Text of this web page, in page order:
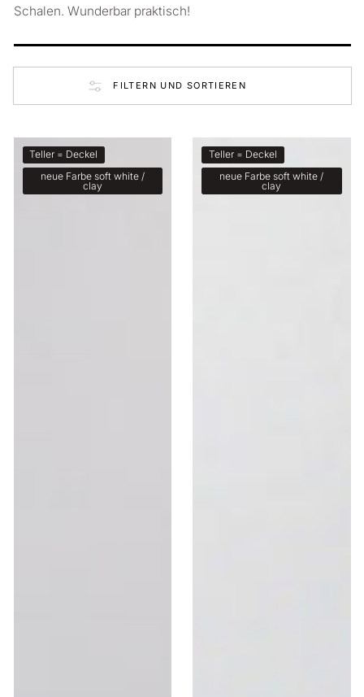
Schalen. Wunderbar praktisch!
FILTERN UND SORTIEREN
Teller
(Deckel)
mini
Teller = Deckel
neue Farbe soft white /
clay
Teller
(Deckel)
16cm
Teller = Deckel
neue Farbe soft white /
clay